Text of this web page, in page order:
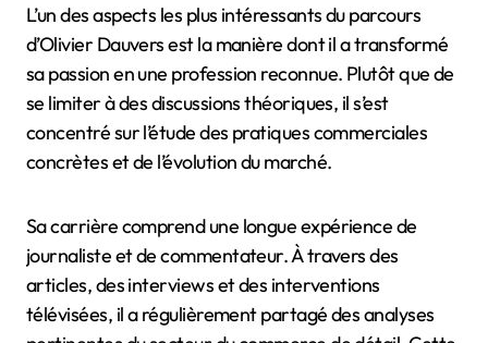
L’un des aspects les plus intéressants du parcours
d’Olivier Dauvers est la manière dont il a transformé
sa passion en une profession reconnue. Plutôt que de
se limiter à des discussions théoriques, il s’est
concentré sur l’étude des pratiques commerciales
concrètes et de l’évolution du marché.
Sa carrière comprend une longue expérience de
journaliste et de commentateur. À travers des
articles, des interviews et des interventions
télévisées, il a régulièrement partagé des analyses